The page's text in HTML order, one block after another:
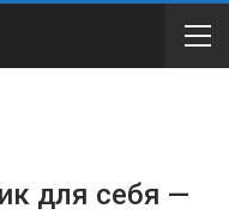
для себя —